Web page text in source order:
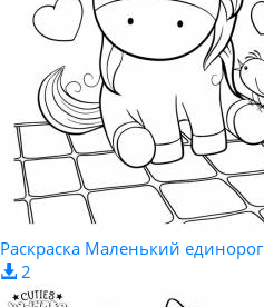
Раскраска Маленький единорог
2